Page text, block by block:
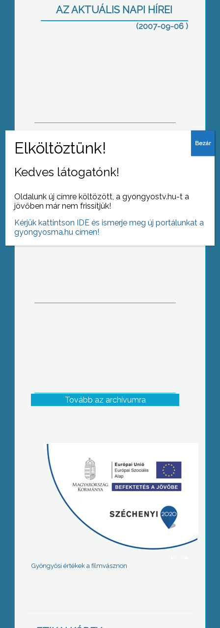
AZ AKTUÁLIS NAPI HÍREI
(2007-09-06 )
Az Arany János Általános iskola
felújítási munkálatok
Tovább az archívumra
Gyöngyösi értékek a filmvásznon
Kedves látogatónk!
Oldalunk új címre költözött, a gyongyostv.hu-t a
jövőben már nem frissítjük!
Kérjük kattintson IDE és ismerje meg új portálunkat a
gyongyosma.hu címen!